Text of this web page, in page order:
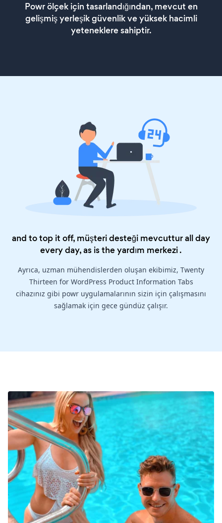
Powr ölçek için tasarlandığından, mevcut en
gelişmiş yerleşik güvenlik ve yüksek hacimli
yeteneklere sahiptir.
and to top it off, müşteri desteği mevcuttur all day
every day, as is theyardım merkezi.
Ayrıca, uzman mühendislerden oluşan ekibimiz, Twenty
Thirteen for WordPress Product Information Tabs
cihazınız gibi powr uygulamalarının sizin için çalışmasını
sağlamak için gece gündüz çalışır.